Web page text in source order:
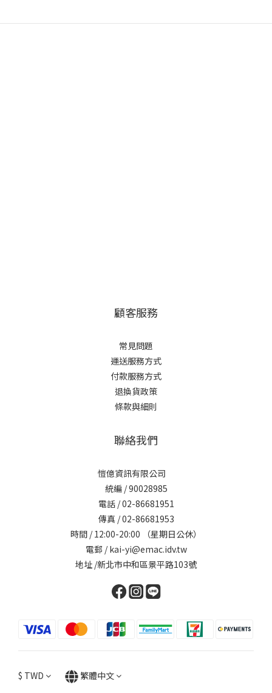
顧客服務
常見問題
運送服務方式
付款服務方式
退換貨政策
條款與細則
聯絡我們
愷億資訊有限公司
統編 / 90028985
電話 / 02-86681951
傳真 / 02-86681953
時間 / 12:00-20:00 （星期日公休）
電郵 / kai-yi@emac.idv.tw
地址 /新北市中和區景平路103號
$ TWD 繁體中文